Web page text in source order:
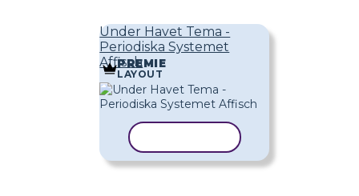
Under Havet Tema -
Periodiska Systemet
Affisch
PREMIE
LAYOUT